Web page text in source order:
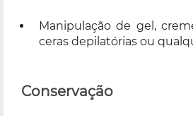
Manipulação de gel,
ceras depilatórias ou
Conservação